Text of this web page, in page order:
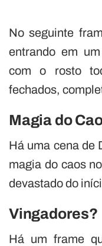
No seguinte
entrando em
com o rosto
fechados,
Magia do
Há uma cena de
magia do caos
devastado do
Vingadores?
Há um frame